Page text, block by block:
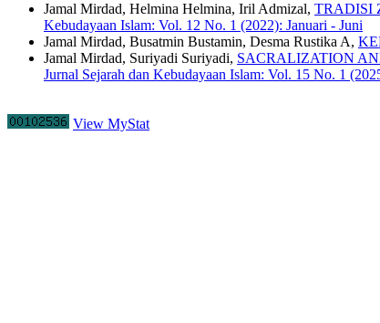
Jamal Mirdad, Helmina Helmina, Iril Admizal, TRADISI
Kebudayaan Islam: Vol. 12 No. 1 (2022): Januari - Juni
Jamal Mirdad, Busatmin Bustamin, Desma Rustika A,
Jamal Mirdad, Suriyadi Suriyadi, SACRALIZATION
Jurnal Sejarah dan Kebudayaan Islam: Vol. 15 No. 1
View MyStat